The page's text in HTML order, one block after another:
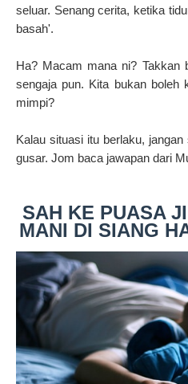
seluar. Senang cerita, ketika
basah'.
Ha? Macam mana ni? Takkan
sengaja pun. Kita bukan boleh
mimpi?
Kalau situasi itu berlaku,
gusar. Jom baca jawapan dari
SAH KE PUASA
MANI DI SIANG